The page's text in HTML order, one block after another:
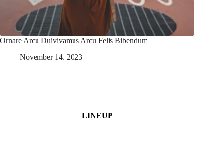
Ornare Arcu Duivivamus Arcu Felis Bibendum
November 14, 2023
LINEUP